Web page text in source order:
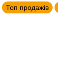
Топ продажів